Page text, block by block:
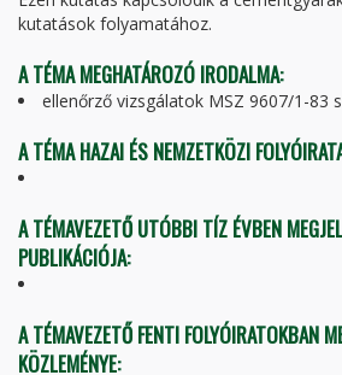
kutatások folyamatához.
A TÉMA MEGHATÁROZÓ IRODALMA:
ellenőrző vizsgálatok MSZ 9607/1-83
A TÉMA HAZAI ÉS NEMZETKÖZI
A TÉMAVEZETŐ UTÓBBI TÍZ ÉVBEN
PUBLIKÁCIÓJA:
A TÉMAVEZETŐ FENTI FOLYÓIRATOKBAN
KÖZLEMÉNYE: